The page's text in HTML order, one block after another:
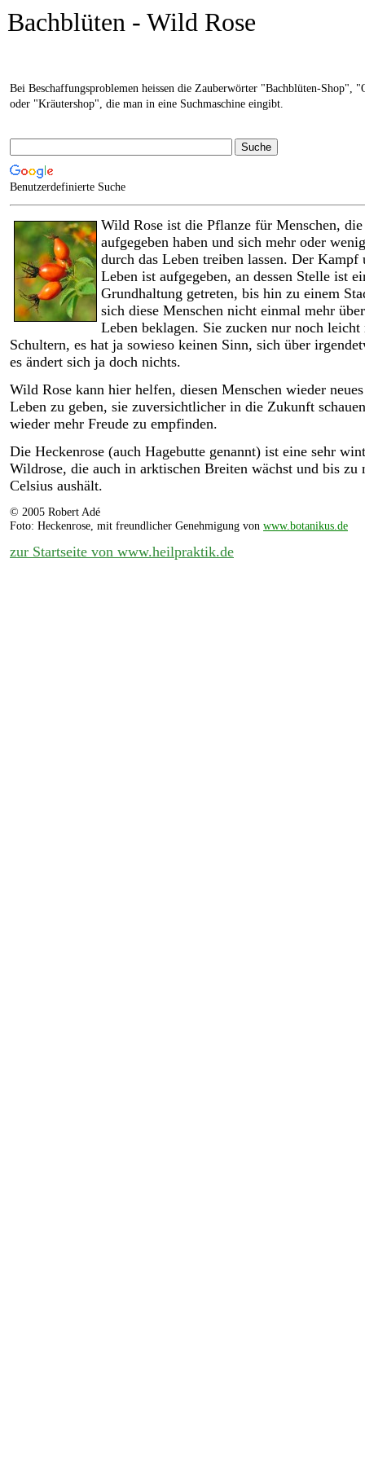
Bachblüten - Wild Rose
Bei Beschaffungsproblemen heissen die Zauberwörter "Bachblüten-Shop",
oder "Kräutershop", die man in eine Suchmaschine eingibt.
Benutzerdefinierte Suche
Wild Rose ist die Pflanze für Menschen,
aufgegeben haben und sich mehr oder
durch das Leben treiben lassen. Der
Leben ist aufgegeben, an dessen Stelle ist
Grundhaltung getreten, bis hin zu einem
sich diese Menschen nicht einmal mehr
Leben beklagen. Sie zucken nur noch leicht
Schultern, es hat ja sowieso keinen Sinn, sich über
es ändert sich ja doch nichts.
Wild Rose kann hier helfen, diesen Menschen wieder
Leben zu geben, sie zuversichtlicher in die Zukunft
wieder mehr Freude zu empfinden.
Die Heckenrose (auch Hagebutte genannt) ist eine sehr
Wildrose, die auch in arktischen Breiten wächst und bis zu
Celsius aushält.
© 2005 Robert Adé
Foto: Heckenrose, mit freundlicher Genehmigung von www.botanikus.de
zur Startseite von www.heilpraktik.de